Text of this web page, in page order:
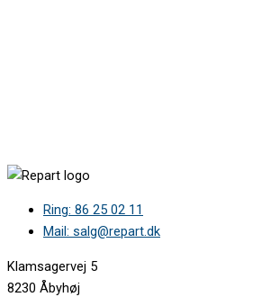
Brandt FC222M •
Brandt FC222ZN11 •
BrandtFP1060XN •
Brandt FP224xn11 •
Brandt FP225BS11 •
Ring: 86 25 02 11
Mail: salg@repart.dk
Klamsagervej 5
8230 Åbyhøj